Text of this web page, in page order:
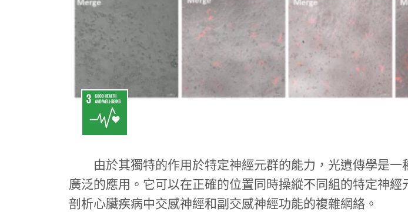
由於其獨特的作用於特定神經元群的能力，光遺傳學是一
廣泛的應用。它可以在正確的位置同時操縱不同組的特定神
剖析心臟疾病中交感神經和副交感神經功能的複雜網絡。